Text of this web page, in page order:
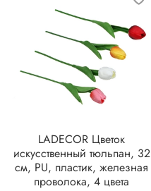
LADECOR Цветок
искусственный тюльпан, 32
см, PU, пластик, железная
проволока, 4 цвета